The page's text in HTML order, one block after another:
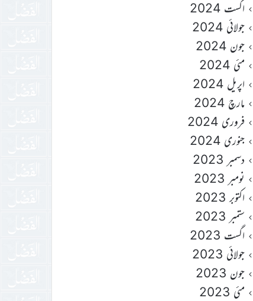
اگست 2024
جولائی 2024
جون 2024
مئی 2024
اپریل 2024
مارچ 2024
فروری 2024
جنوری 2024
دسمبر 2023
نومبر 2023
اکتوبر 2023
ستمبر 2023
اگست 2023
جولائی 2023
جون 2023
مئی 2023